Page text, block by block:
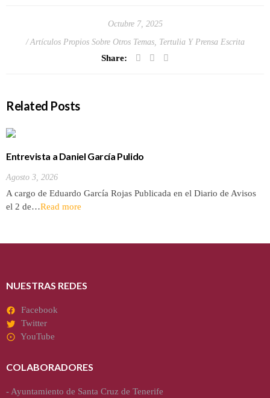
Octubre 7, 2025
Artículos Propios Sobre Otros Temas, Tertulia Y Prensa Escrita
Share:
Related Posts
Entrevista a Daniel García Pulido
Agosto 3, 2026
A cargo de Eduardo García Rojas Publicada en el Diario de Avisos
el 2 de…Read more
NUESTRAS REDES
Facebook
Twitter
YouTube
COLABORADORES
- Ayuntamiento de Santa Cruz de Tenerife